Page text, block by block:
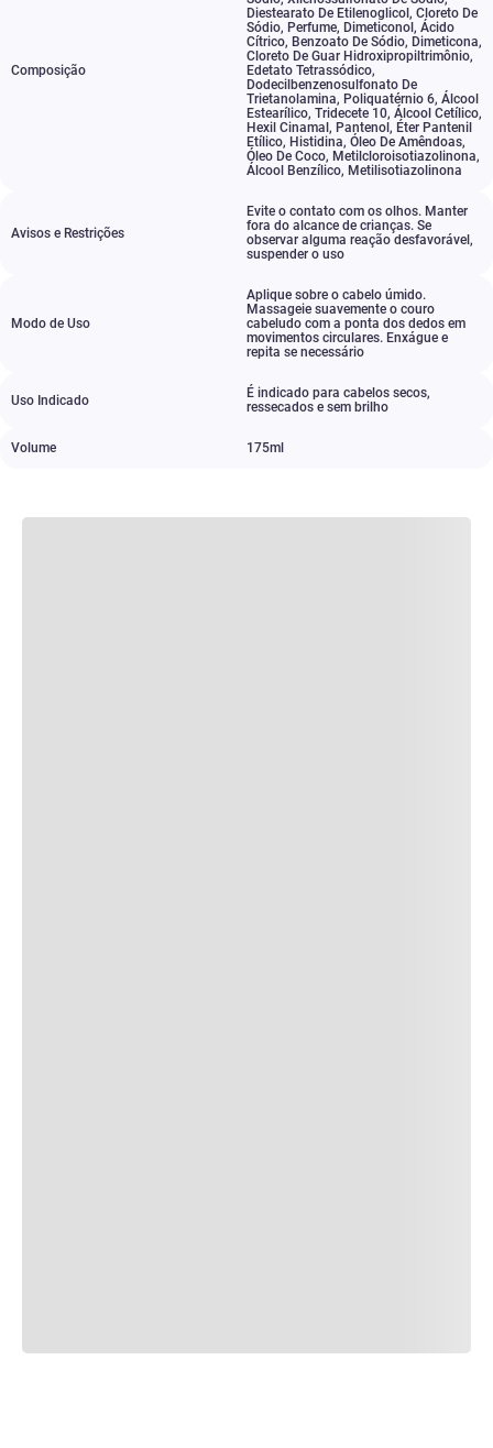
Composição
Diestearato De Etilenoglicol , Cloreto De
Sódio, Perfume, Dimeticonol , Ácido
Cítrico, Benzoato De Sódio, Dimeticona,
Cloreto De Guar Hidroxipropiltrimônio,
Edetato Tetrassódico,
Dodecilbenzenosulfonato De
Trietanolamina, Poliquatérnio 6, Álcool
Estearílico, Tridecete 10, Álcool Cetílico,
Hexil Cinamal , Pantenol , Éter Pantenil
Etílico, Histidina, Óleo De Amêndoas,
Óleo De Coco, Metilcloroisotiazolinona,
Álcool Benzílico, Metilisotiazolinona
Avisos e Restrições
Evite o contato com os olhos. Manter
fora do alcance de crianças. Se
observar alguma reação desfavorável ,
suspender o uso
Modo de Uso
Aplique sobre o cabelo úmido.
Massageie suavemente o couro
cabeludo com a ponta dos dedos em
movimentos circulares. Enxágue e
repita se necessário
Uso Indicado É indicado para cabelos secos,
ressecados e sem brilho
Volume 175ml